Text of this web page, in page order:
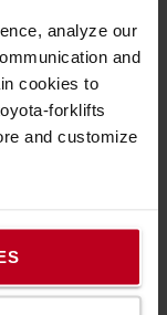
analyze our
and
cookies to
forklifts
and customize
az